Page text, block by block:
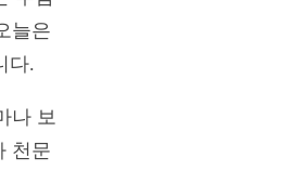
늘은
다.
나 보
천문